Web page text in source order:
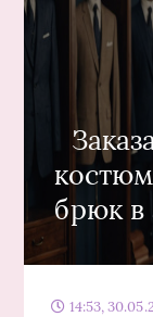
брюк в
14:53,